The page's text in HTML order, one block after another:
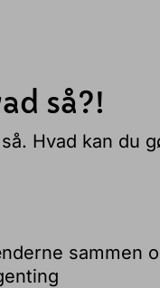
så?!
Hvad kan du
sammen